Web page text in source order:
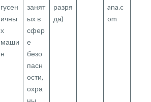
гусен
ичны
х
маши
н
занят
ых в
сфер
е
безо
пасн
ости,
охра
ны,
разря
да)
ana.c
om